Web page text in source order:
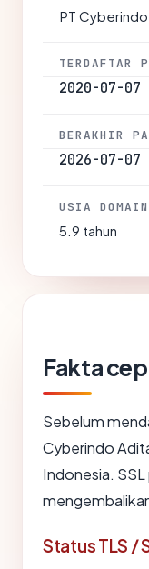
PT
TERDAFTAR
2020-07-07
BERAKHIR
2026-07-07
USIA DOMAIN
5.9 tahun
Fakta
Sebelum
Cyberindo
Indonesia.
Status TLS /